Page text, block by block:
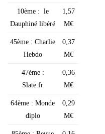
10ème : le
Dau­phi­né libé­ré
1,57
M€
45ème : Char­lie
Heb­do
0,37
M€
47ème :
Slate.fr
0,36
M€
64ème : Monde
diplo
0,29
M€